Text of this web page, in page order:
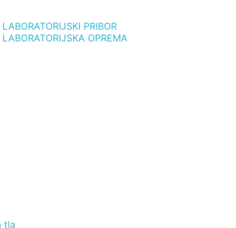
LABORATORIJSKI PRIBOR
LABORATORIJSKA OPREMA